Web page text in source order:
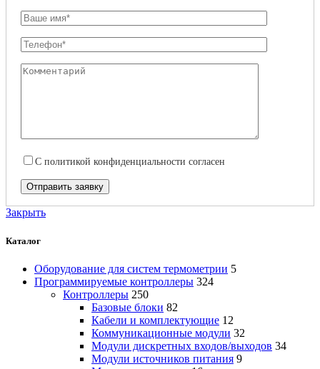
С политикой конфиденциальности согласен
Закрыть
Каталог
Оборудование для систем термометрии 5
Программируемые контроллеры 324
Контроллеры 250
Базовые блоки 82
Кабели и комплектующие 12
Коммуникационные модули 32
Модули дискретных входов/выходов 34
Модули источников питания 9